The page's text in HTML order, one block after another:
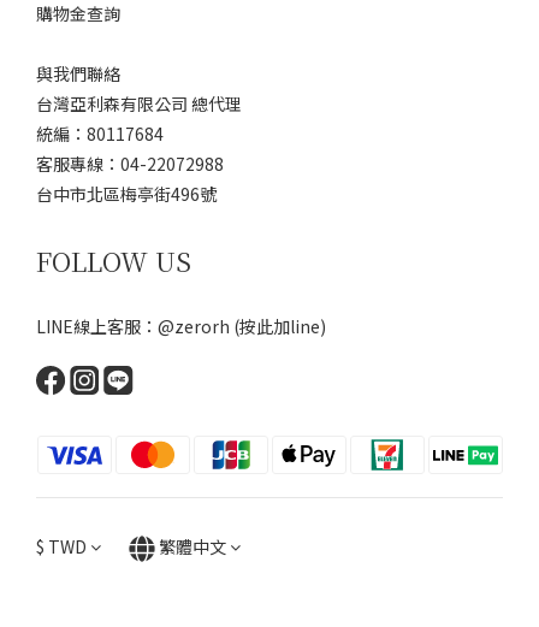
購物金查詢
與我們聯絡
台灣亞利森有限公司 總代理
統編：80117684
客服專線：04-22072988
台中市北區梅亭街496號
FOLLOW US
LINE線上客服：@zerorh (按此加line)
$ TWD 繁體中文